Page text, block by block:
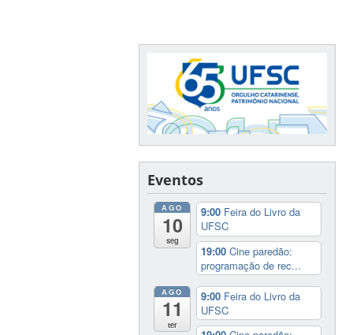
Eventos
AGO
10
seg
9:00 Feira do Livro da
UFSC
19:00Cine paredão:
programação de rec...
AGO
11
ter
9:00 Feira do Livro da
UFSC